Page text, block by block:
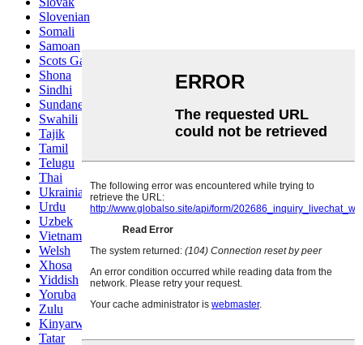
Slovenian
Somali
Samoan
Scots Gaelic
Shona
Sindhi
Sundanese
Swahili
Tajik
Tamil
Telugu
Thai
Ukrainian
Urdu
Uzbek
Vietnamese
Welsh
Xhosa
Yiddish
Yoruba
Zulu
Kinyarwanda
Tatar